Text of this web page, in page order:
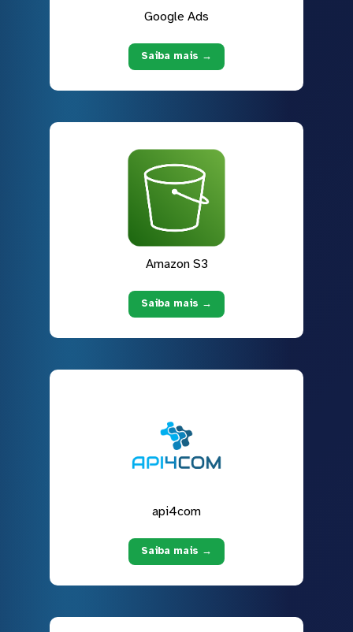
Google Ads
Saiba mais →
Amazon S3
Saiba mais →
api4com
Saiba mais →